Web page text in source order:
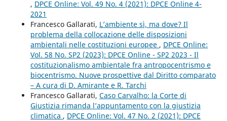
, DPCE Online: Vol. 49 No. 4 (2021): DPCE Online 4-
2021
Francesco Gallarati, L’ambiente sì, ma dove? Il
problema della collocazione delle disposizioni
ambientali nelle costituzioni europee , DPCE Online:
Vol. 58 No. SP2 (2023): DPCE Online - SP2 2023 - Il
costituzionalismo ambientale fra antropocentrismo e
biocentrismo. Nuove prospettive dal Diritto comparato
– A cura di D. Amirante e R. Tarchi
Francesco Gallarati, Caso Carvalho: la Corte di
Giustizia rimanda l’appuntamento con la giustizia
climatica , DPCE Online: Vol. 47 No. 2 (2021): DPCE